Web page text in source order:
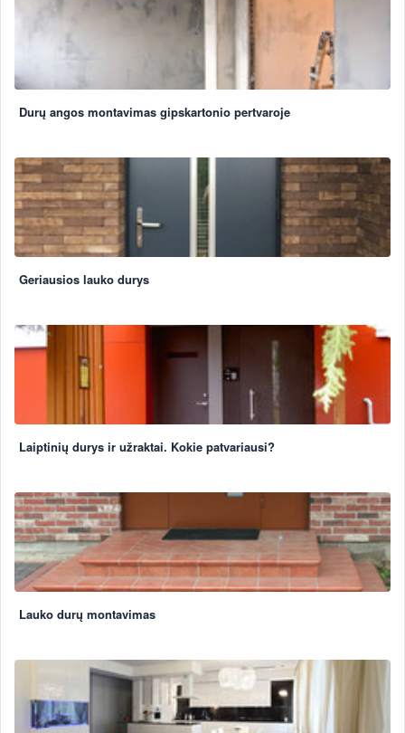
Durų angos montavimas gipskartonio pertvaroje
Geriausios lauko durys
Laiptinių durys ir užraktai. Kokie patvariausi?
Lauko durų montavimas